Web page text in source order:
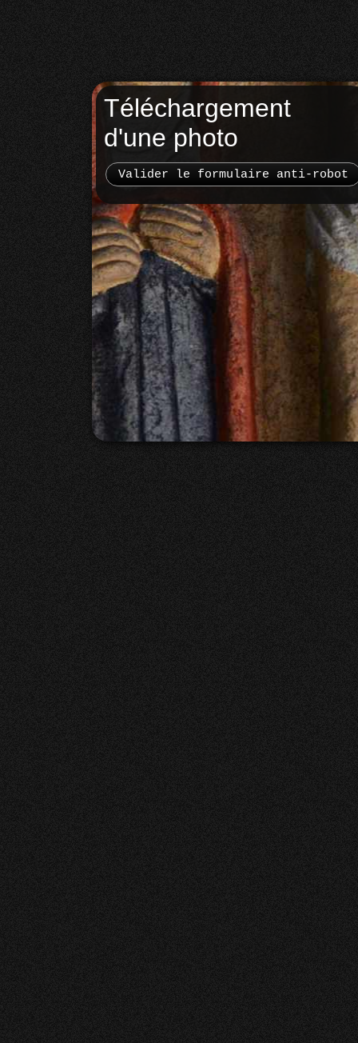
Téléchargement
d'une photo